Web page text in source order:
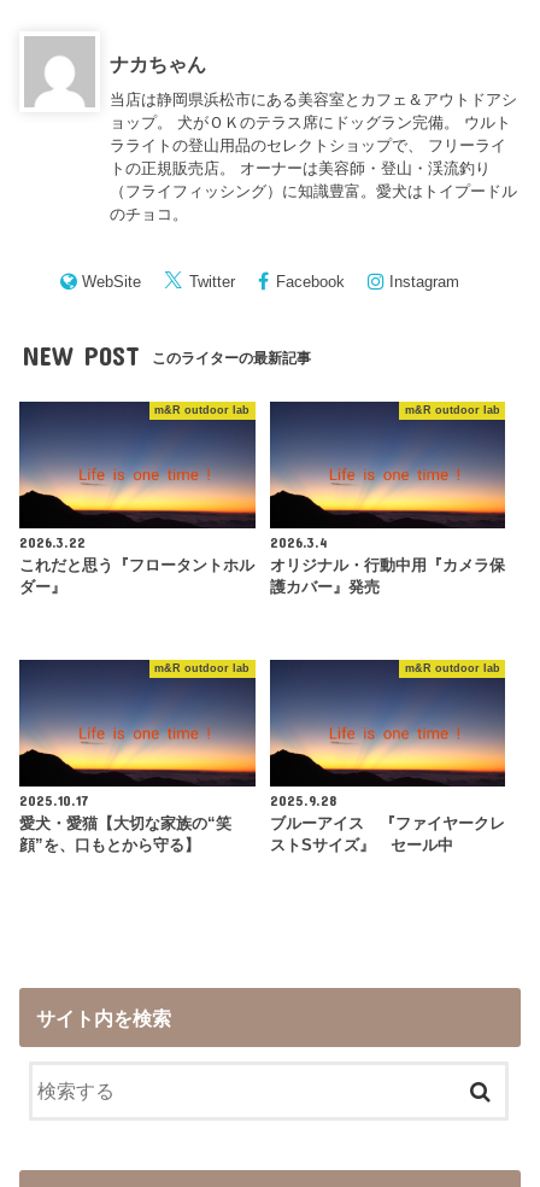
ナカちゃん
当店は静岡県浜松市にある美容室とカフェ＆アウトドアシ
ョップ。 犬がＯＫのテラス席にドッグラン完備。 ウルト
ラライトの登山用品のセレクトショップで、 フリーライ
トの正規販売店。 オーナーは美容師・登山・渓流釣り
（フライフィッシング）に知識豊富。愛犬はトイプードル
のチョコ。
WebSite Twitter Facebook Instagram
NEW POST このライターの最新記事
m&R outdoor lab
2026.3.22
これだと思う『フロータントホル
ダー』
m&R outdoor lab
2026.3.4
オリジナル・行動中用『カメラ保
護カバー』発売
m&R outdoor lab
2025.10.17
愛犬・愛猫【大切な家族の“笑
顔”を、口もとから守る】
m&R outdoor lab
2025.9.28
ブルーアイス 『ファイヤークレ
ストSサイズ』 セール中
サイト内を検索